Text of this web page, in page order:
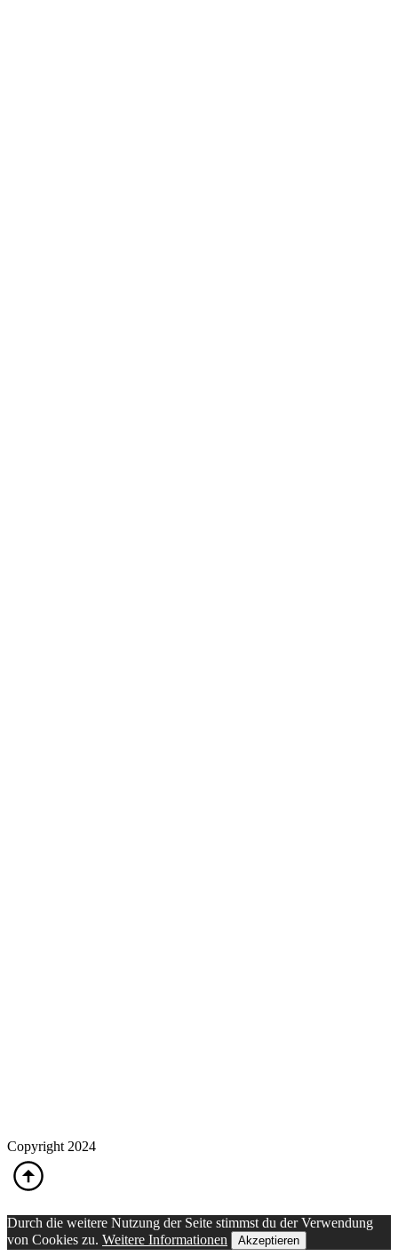
Copyright 2024
Durch die weitere Nutzung der Seite stimmst du der Verwendung
von Cookies zu. Weitere Informationen Akzeptieren